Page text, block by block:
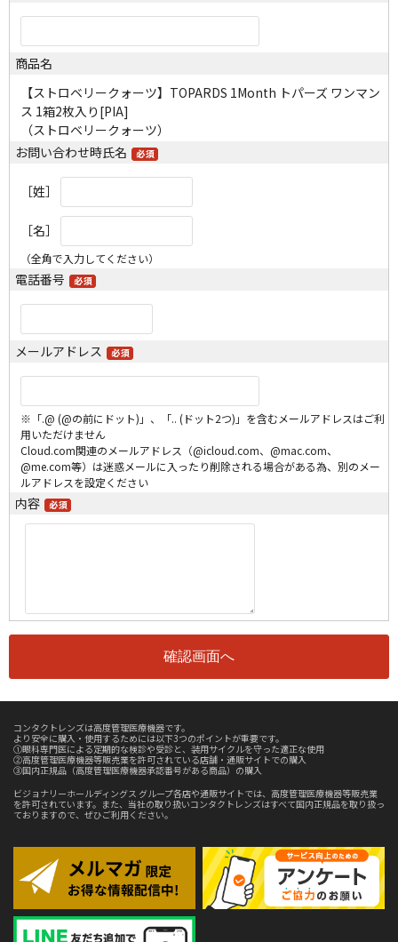
商品名
【ストロベリークォーツ】TOPARDS 1Month トパーズ ワンマン
ス 1箱2枚入り[PIA]
（ストロベリークォーツ）
お問い合わせ時氏名
［姓］
［名］
（全角で入力してください）
電話番号
メールアドレス
※「.@ (@の前にドット)」、「.. (ドット2つ)」を含むメールアドレスはご利
用いただけません
Cloud.com関連のメールアドレス（@icloud.com、@mac.com、
@me.com等）は迷惑メールに入ったり削除される場合がある為、別のメー
ルアドレスを設定ください
内容
コンタクトレンズは高度管理医療機器です。
より安全に購入・使用するためには以下3つのポイントが重要です。
①眼科専門医による定期的な検診や受診と、装用サイクルを守った適正な使用
②高度管理医療機器等販売業を許可されている店舗・通販サイトでの購入
③国内正規品（高度管理医療機器承認番号がある商品）の購入
ビジョナリーホールディングス グループ各店や通販サイトでは、高度管理医療機器等販売業
を許可されています。また、当社の取り扱いコンタクトレンズはすべて国内正規品を取り扱っ
ておりますので、ぜひご利用ください。